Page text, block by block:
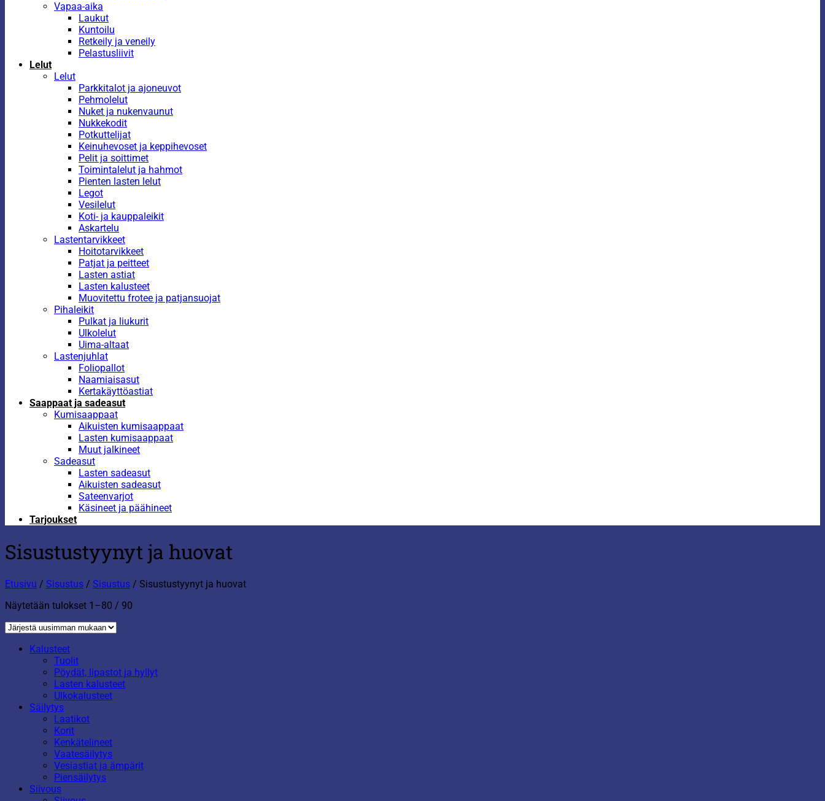
Vapaa-aika
Laukut
Kuntoilu
Retkeily ja veneily
Pelastusliivit
Lelut
Lelut
Parkkitalot ja ajoneuvot
Pehmolelut
Nuket ja nukenvaunut
Nukkekodit
Potkuttelijat
Keinuhevoset ja keppihevoset
Pelit ja soittimet
Toimintalelut ja hahmot
Pienten lasten lelut
Legot
Vesilelut
Koti- ja kauppaleikit
Askartelu
Lastentarvikkeet
Hoitotarvikkeet
Patjat ja peitteet
Lasten astiat
Lasten kalusteet
Muovitettu frotee ja patjansuojat
Pihaleikit
Pulkat ja liukurit
Ulkolelut
Uima-altaat
Lastenjuhlat
Foliopallot
Naamiaisasut
Kertakäyttöastiat
Saappaat ja sadeasut
Kumisaappaat
Aikuisten kumisaappaat
Lasten kumisaappaat
Muut jalkineet
Sadeasut
Lasten sadeasut
Aikuisten sadeasut
Sateenvarjot
Käsineet ja päähineet
Tarjoukset
Sisustustyynyt ja huovat
Etusivu / Sisustus / Sisustus / Sisustustyynyt ja huovat
Näytetään tulokset 1–80 / 90
Kalusteet
Tuolit
Pöydät, lipastot ja hyllyt
Lasten kalusteet
Ulkokalusteet
Säilytys
Laatikot
Korit
Kenkätelineet
Vaatesäilytys
Vesiastiat ja ämpärit
Piensäilytys
Siivous